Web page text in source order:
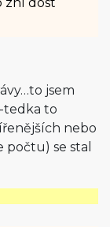
jsem
tedka to
nebo
se stal